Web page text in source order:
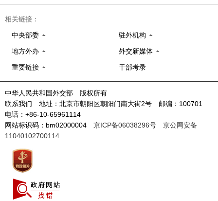
相关链接：
中央部委 驻外机构
地方外办 外交新媒体
重要链接 干部考录
中华人民共和国外交部 版权所有
联系我们 地址：北京市朝阳区朝阳门南大街2号 邮编：100701
电话：+86-10-65961114
网站标识码：bm02000004 京ICP备06038296号
京公网安备
11040102700114